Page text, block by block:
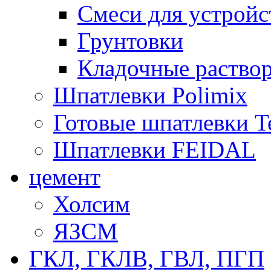
Смеси для
Грунтовки
Кладочные
Шпатлевки Polimix
Готовые шпатлевки
Шпатлевки FEIDAL
цемент
Холсим
ЯЗCМ
ГКЛ, ГКЛВ, ГВЛ, ПГП